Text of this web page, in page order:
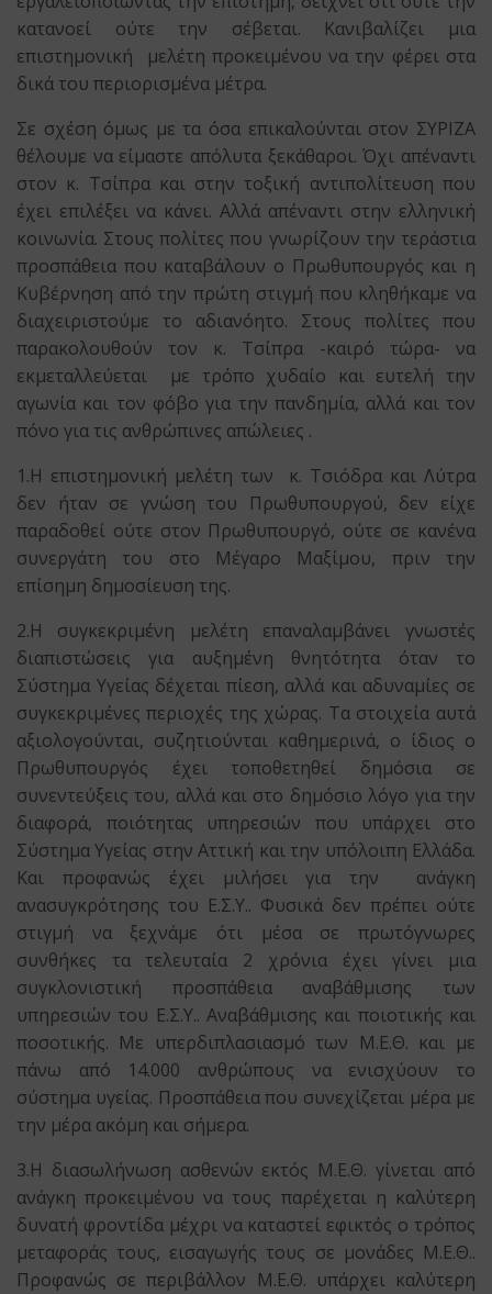
κατανοεί ούτε την σέβεται. Κανιβαλίζει μια
επιστημονική μελέτη προκειμένου να την φέρει στα
δικά του περιορισμένα μέτρα.
Σε σχέση όμως με τα όσα επικαλούνται στον ΣΥΡΙΖΑ
θέλουμε να είμαστε απόλυτα ξεκάθαροι. Όχι απέναντι
στον κ. Τσίπρα και στην τοξική αντιπολίτευση που
έχει επιλέξει να κάνει. Αλλά απέναντι στην ελληνική
κοινωνία. Στους πολίτες που γνωρίζουν την τεράστια
προσπάθεια που καταβάλουν ο Πρωθυπουργός και η
Κυβέρνηση από την πρώτη στιγμή που κληθήκαμε να
διαχειριστούμε το αδιανόητο. Στους πολίτες που
παρακολουθούν τον κ. Τσίπρα -καιρό τώρα- να
εκμεταλλεύεται με τρόπο χυδαίο και ευτελή την
αγωνία και τον φόβο για την πανδημία, αλλά και τον
πόνο για τις ανθρώπινες απώλειες .
1.Η επιστημονική μελέτη των κ. Τσιόδρα και Λύτρα
δεν ήταν σε γνώση του Πρωθυπουργού, δεν είχε
παραδοθεί ούτε στον Πρωθυπουργό, ούτε σε κανένα
συνεργάτη του στο Μέγαρο Μαξίμου, πριν την
επίσημη δημοσίευση της.
2.Η συγκεκριμένη μελέτη επαναλαμβάνει γνωστές
διαπιστώσεις για αυξημένη θνητότητα όταν το
Σύστημα Υγείας δέχεται πίεση, αλλά και αδυναμίες σε
συγκεκριμένες περιοχές της χώρας. Τα στοιχεία αυτά
αξιολογούνται, συζητιούνται καθημερινά, ο ίδιος ο
Πρωθυπουργός έχει τοποθετηθεί δημόσια σε
συνεντεύξεις του, αλλά και στο δημόσιο λόγο για την
διαφορά, ποιότητας υπηρεσιών που υπάρχει στο
Σύστημα Υγείας στην Αττική και την υπόλοιπη Ελλάδα.
Και προφανώς έχει μιλήσει για την ανάγκη
ανασυγκρότησης του Ε.Σ.Υ.. Φυσικά δεν πρέπει ούτε
στιγμή να ξεχνάμε ότι μέσα σε πρωτόγνωρες
συνθήκες τα τελευταία 2 χρόνια έχει γίνει μια
συγκλονιστική προσπάθεια αναβάθμισης των
υπηρεσιών του Ε.Σ.Υ.. Αναβάθμισης και ποιοτικής και
ποσοτικής. Με υπερδιπλασιασμό των Μ.Ε.Θ. και με
πάνω από 14.000 ανθρώπους να ενισχύουν το
σύστημα υγείας. Προσπάθεια που συνεχίζεται μέρα με
την μέρα ακόμη και σήμερα.
3.Η διασωλήνωση ασθενών εκτός Μ.Ε.Θ. γίνεται από
ανάγκη προκειμένου να τους παρέχεται η καλύτερη
δυνατή φροντίδα μέχρι να καταστεί εφικτός ο τρόπος
μεταφοράς τους, εισαγωγής τους σε μονάδες Μ.Ε.Θ..
Προφανώς σε περιβάλλον Μ.Ε.Θ. υπάρχει καλύτερη